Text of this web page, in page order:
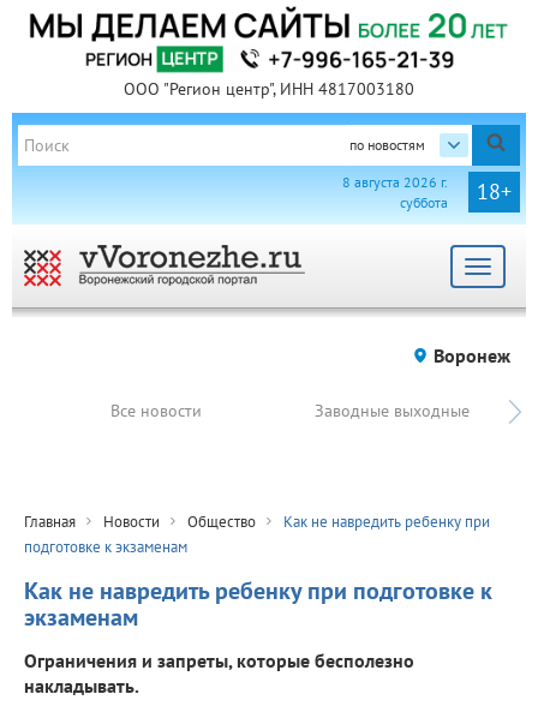
ООО "Регион центр", ИНН 4817003180
по новостям
18+
8 августа 2026 г.
суббота
Toggle
Воронеж
Все новости Заводные выходные
Главная Новости Общество
Как не навредить ребенку при
подготовке к экзаменам
Как не навредить ребенку при подготовке к
экзаменам
Ограничения и запреты, которые бесполезно
накладывать.